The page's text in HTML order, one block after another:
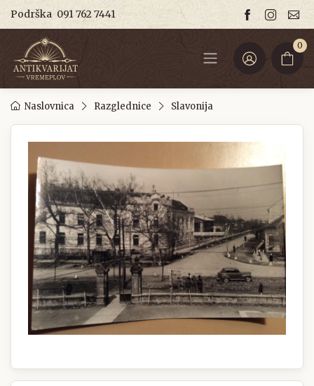
Podrška 091 762 7441
0
Naslovnica Razglednice Slavonija